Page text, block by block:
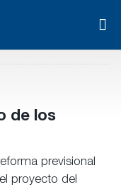
de
defendió
de los
previsional
proyecto del